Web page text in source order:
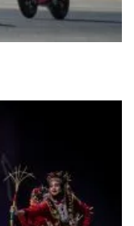
tiga Lebaran jauh